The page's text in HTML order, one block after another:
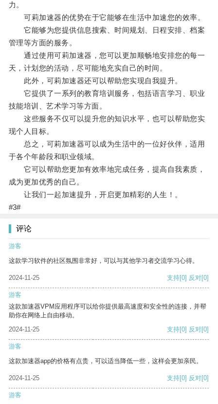
力。
可莉加速器的优势在于它能够在生活中加速您的效率。
它能够为您提供信息搜索、时间规划、日程安排、档案
管理等方面的服务。
通过使用可莉加速器，您可以更加顺畅地安排您的每一
天，计划您的活动，尽可能地充实自己的时间。
此外，可莉加速器还可以帮助您实现自我提升。
它提供了一系列的教育培训服务，包括语言学习、职业
技能培训、艺术学习等方面。
这些服务不仅可以提升您的知识水平，也可以帮助您实
现个人目标。
总之，可莉加速器可以成为生活中的一位好伙伴，适用
于各个年龄段和职业领域。
它可以帮助您更加有效率地完成任务，提高自我素质，
成为更加优秀的自己。
让我们一起加速提升，开启更加精彩的人生！。
#3#
评论
游客
这款学习软件的社区氛围非常好，可以与其他学习者交流学习心得。
2024-11-25 支持[0] 反对[0]
游客
这款加速器VPM应用程序可以给你提供最高速度和安全性的连接，并帮
助你在网络上自由移动。
2024-11-25
支持[0] 反对[0]
游客
这款加速器app的价格有点贵，可以适当降低一些，这样会更加亲民。
2024-11-25 支持[0] 反对[0]
游客